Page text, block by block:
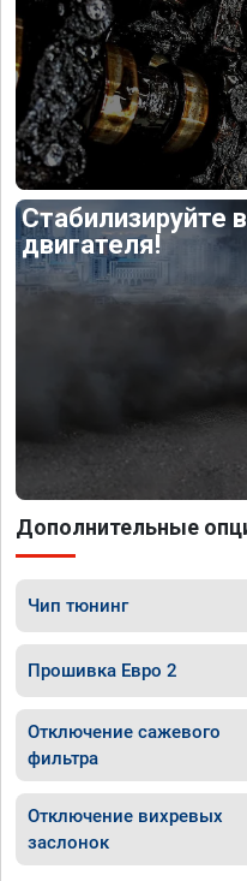
Стабилизируйте
двигателя!
Дополнительные
Чип тюнинг
Прошивка Евро 2
Отключение сажевого
фильтра
Отключение вихревых
заслонок